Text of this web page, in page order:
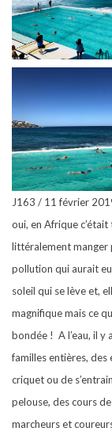
J163 / 11 février
oui, en Afrique
littéralement manger
pollution qui aurait
soleil qui se lève et,
magnifique mais ce
bondée ! A l’eau, il
familles entières, des
criquet ou de
pelouse, des cours
marcheurs et